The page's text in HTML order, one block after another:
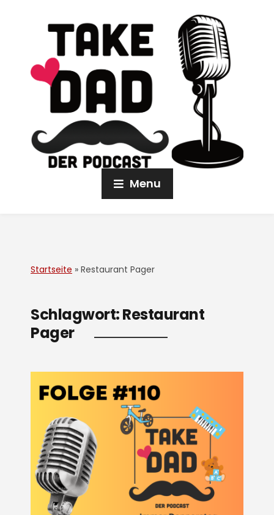
Menu
Startseite » Restaurant Pager
Schlagwort:Restaurant
Pager